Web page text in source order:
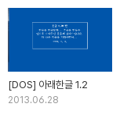
[DOS] 아래한글 1.2
2013.06.28